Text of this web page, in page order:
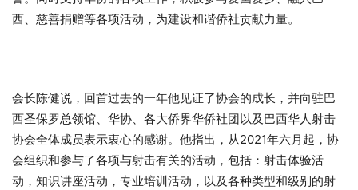
西、慈善捐赠等各项活动，为建设和谐侨社贡献力量。
会长陈健说，回首过去的一年他见证了协会的成长，并向驻巴
西圣保罗总领馆、华协、各大侨界华侨社团以及巴西华人射击
协会全体成员表示衷心的感谢。他指出，从2021年六月起，协
会组织和参与了各项与射击有关的活动，包括：射击体验活
动，知识讲座活动，专业培训活动，以及各种类型和级别的射